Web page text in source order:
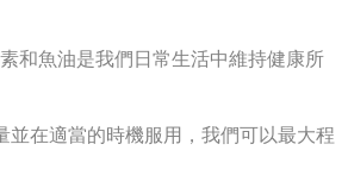
和魚油是我們日常生活中維持健康所
並在適當的時機服用，我們可以最大程